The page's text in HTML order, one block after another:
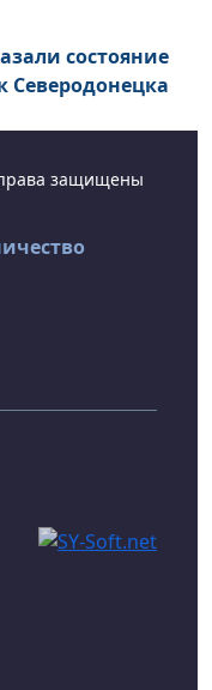
состояние
Северодонецка
защищены